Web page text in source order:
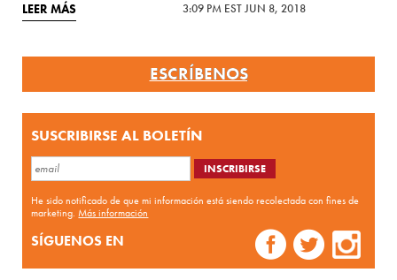
LEER MÁS 3:09 PM EST JUN 8, 2018
ESCRÍBENOS
SUSCRIBIRSE AL BOLETÍN
He sido notificado de que mi información está siendo recolectada con fines de
marketing.Más información
SÍGUENOS EN